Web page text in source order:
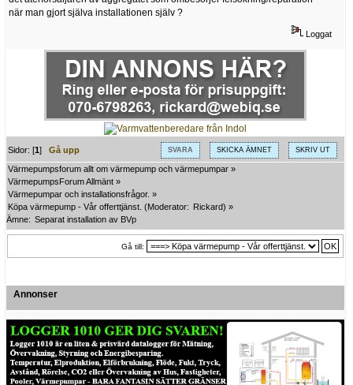
när man gjort själva installationen själv ?
Loggat
SVARA SKICKA ÄMNET SKRIV UT
Sidor: [1]Gå upp
Värmepumpsforum allt om värmepump och värmepumpar »
VärmepumpsForum Allmänt »
Värmepumpar och installationsfrågor. »
Köpa värmepump - Vår offerttjänst. (Moderator: Rickard) »
Ämne: Separat installation av BVp
Gå till:
Annonser